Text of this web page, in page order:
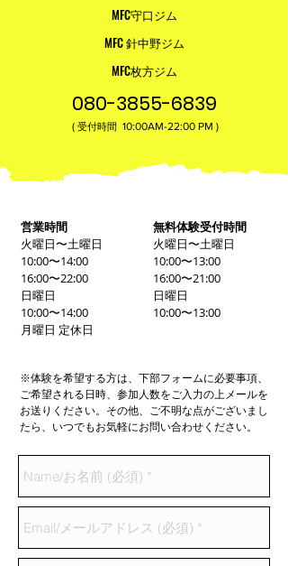
MFC守口ジム
MFC 針中野ジム
MFC枚方ジム
080-3855-6839
( 受付時間 10:00AM-22:00​ PM )
営業時間
火曜日〜土曜日
10:00〜14:00
16:00〜22:00
日曜日
10:00〜14:00
月曜日 定休日
無料体験受付時間
火曜日〜土曜日
10:00〜13:00
16:00〜21:00
日曜日
10:00〜13:00
※体験を希望する方は、下部フォームに必要事項、
ご希望される日時、参加人数をご入力の上メールを
お送りください。その他、ご不明な点がございまし
たら、いつでもお気軽にお問い合わせください。